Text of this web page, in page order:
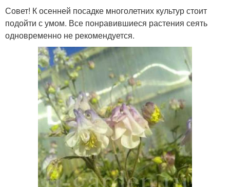
Совет! К осенней посадке многолетних культур стоит
подойти с умом. Все понравившиеся растения сеять
одновременно не рекомендуется.